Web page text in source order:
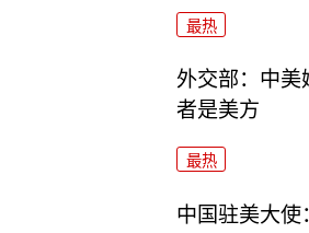
最热
外交部：中美
者是美方
最热
中国驻美大使